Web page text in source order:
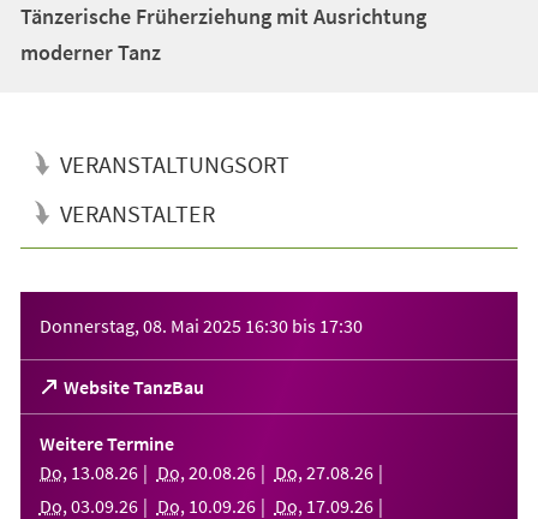
Tänzerische Früherziehung mit Ausrichtung
moderner Tanz
VERANSTALTUNGSORT
VERANSTALTER
Donnerstag, 08. Mai 2025 16:30 bis 17:30
Website TanzBau
(Öffnet
in
einem
neuen
Tab)
Weitere Termine
Do, 13.08.26 Do, 20.08.26 Do, 27.08.26
Do, 03.09.26 Do, 10.09.26 Do, 17.09.26